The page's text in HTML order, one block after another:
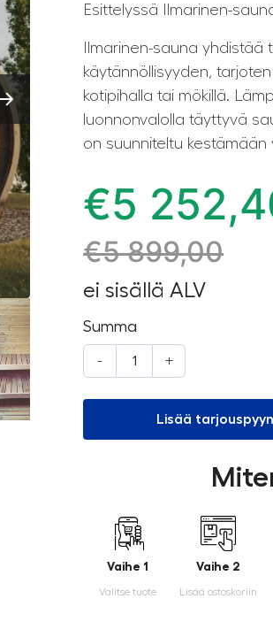
Esittelyssä Ilmarinen-
Ilmarinen-sauna yhdistää
käytännöllisyyden,
kotipihalla tai mökillä.
luonnonvalolla täyttyvä
on suunniteltu kestämään
€5
€5 899,00
ei sisällä ALV
Summa
- +
Lisää
Vaihe 1
Valitse tuote
Vaihe 2
Lisää ostoskoriin